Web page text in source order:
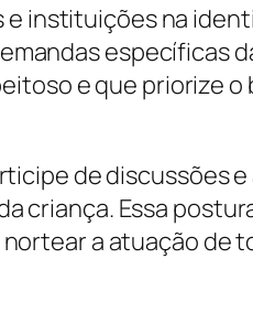
e instituições na
específicas
e que priorize
de discussões
criança. Essa
a atuação de